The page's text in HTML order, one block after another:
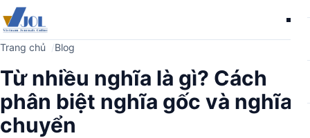
Trang chủ Blog
Từ nhiều nghĩa là gì? Cách
phân biệt nghĩa gốc và nghĩa
chuyển